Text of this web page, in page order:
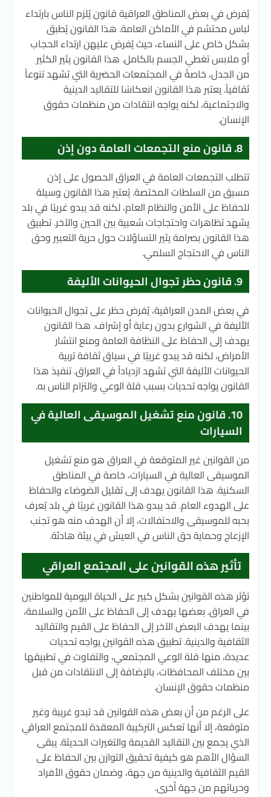
يُفرض في بعض المناطق العراقية قانون يُلزم الناس بارتداء
لباس محتشم في الأماكن العامة. هذا القانون يُطبق
بشكل خاص على النساء، حيث يُفرض عليهن ارتداء الحجاب
أو ملابس تغطي الجسم بالكامل. هذا القانون يثير الكثير
من الجدل، خاصةً في المجتمعات الحضرية التي تشهد تنوعاً
ثقافياً. يعتبر هذا القانون انعكاسًا للتقاليد الدينية
والاجتماعية، لكنه يواجه انتقادات من منظمات حقوق
الإنسان.
8. قانون منع التجمعات العامة دون إذن
تتطلب التجمعات العامة في العراق الحصول على إذن
مسبق من السلطات المختصة. يُعتبر هذا القانون وسيلة
للحفاظ على الأمن والنظام العام، لكنه قد يبدو غريبًا في بلد
يشهد تظاهرات واحتجاجات شعبية بين الحين والآخر. تطبيق
هذا القانون بصرامة يثير التساؤلات حول حرية التعبير وحق
الناس في الاحتجاج السلمي.
9. قانون حظر تجوال الحيوانات الأليفة
في بعض المدن العراقية، يُفرض حظر على تجوال الحيوانات
الأليفة في الشوارع بدون رعاية أو إشراف. هذا القانون
يهدف إلى الحفاظ على النظافة العامة ومنع انتشار
الأمراض، لكنه قد يبدو غريبًا في سياق ثقافة تربية
الحيوانات الأليفة التي تشهد ازدياداً في العراق. تنفيذ هذا
القانون يواجه تحديات بسبب قلة الوعي والتزام الناس به.
10. قانون منع تشغيل الموسيقى العالية في
السيارات
من القوانين غير المتوقعة في العراق هو منع تشغيل
الموسيقى العالية في السيارات، خاصة في المناطق
السكنية. هذا القانون يهدف إلى تقليل الضوضاء والحفاظ
على الهدوء العام. قد يبدو هذا القانون غريبًا في بلد يُعرف
بحبه للموسيقى والاحتفالات، إلا أن الهدف منه هو تجنب
الإزعاج وحماية حق الناس في العيش في بيئة هادئة.
تأثير هذه القوانين على المجتمع العراقي
تؤثر هذه القوانين بشكل كبير على الحياة اليومية للمواطنين
في العراق. بعضها يهدف إلى الحفاظ على الأمن والسلامة،
بينما يهدف البعض الآخر إلى الحفاظ على القيم والتقاليد
الثقافية والدينية. تطبيق هذه القوانين يواجه تحديات
عديدة، منها قلة الوعي المجتمعي، والتفاوت في تطبيقها
بين مختلف المحافظات، بالإضافة إلى الانتقادات من قبل
منظمات حقوق الإنسان.
على الرغم من أن بعض هذه القوانين قد تبدو غريبة وغير
متوقعة، إلا أنها تعكس التركيبة المعقدة للمجتمع العراقي
الذي يجمع بين التقاليد القديمة والتغيرات الحديثة. يبقى
السؤال الأهم هو كيفية تحقيق التوازن بين الحفاظ على
القيم الثقافية والدينية من جهة، وضمان حقوق الأفراد
وحرياتهم من جهة أخرى.